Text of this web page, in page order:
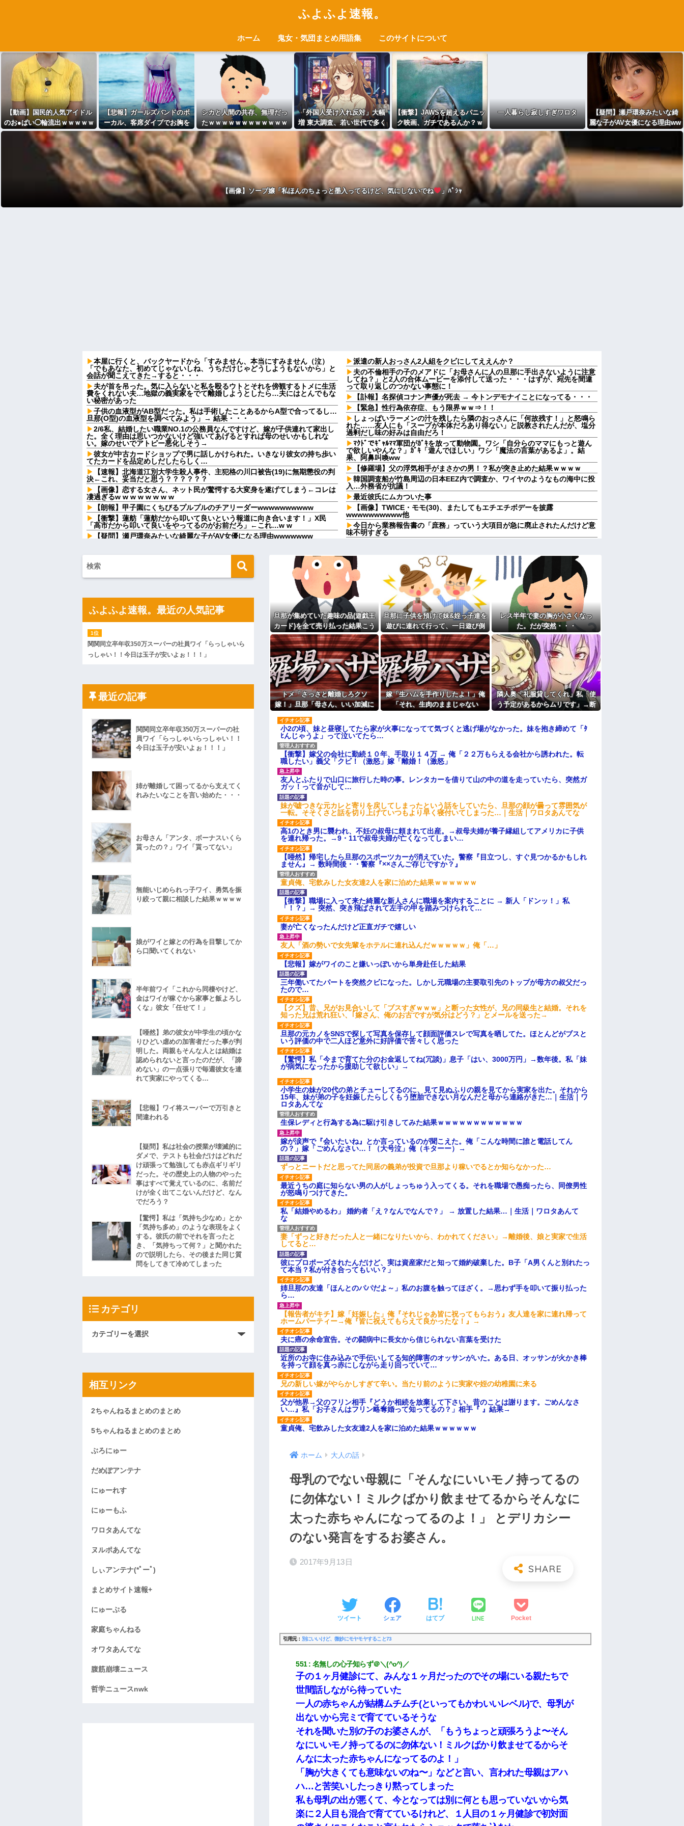
ふよふよ速報。
ホーム 鬼女・気団まとめ用語集 このサイトについて
【動画】国民的人気アイドル
のお●ぱい◯輪流出ｗｗｗｗｗ
ｗｗ
【悲報】ガールズバンドのボ
ーカル、客席ダイブでお胸を
揉まれてガチギレ←これｗｗ
シカと人間の共存、無理だっ
たｗｗｗｗｗｗｗｗｗｗｗｗ
ｗｗｗ
「外国人受け入れ反対」大幅
増 東大調査、若い世代で多く
【衝撃】JAWSを超えるパニッ
ク映画、ガチであるんか？ｗ
ｗｗｗｗｗｗｗｗｗ
一人暮らし寂しすぎワロタ
【疑問】瀬戸環奈みたいな綺
麗な子がAV女優になる理由ww
wwwww
【画像】ソープ嬢「私ほんのちょっと墨入ってるけど、気にしないでね 」ﾊﾟｼｬ
本屋に行くと、バックヤードから「すみません、本当にすみません（泣）
「でもあなた、初めてじゃないしね、うちだけじゃどうしようもないから」と
会話が聞こえてきた→すると・・・
夫が首を吊った。気に入らないと私を殴るウトとそれを傍観するトメに生活
費をくれない夫…地獄の義実家をでて離婚しようとしたら…夫にはとんでもな
い秘密があった
子供の血液型がAB型だった。私は手術したことあるからA型で合ってるし…
旦那(O型)の血液型を調べてみよう」→ 結果・・・
2/6私、結婚したい職業NO.1の公務員なんですけど、嫁が子供連れて家出し
た。全く理由は思いつかないけど強いてあげるとすれば母のせいかもしれな
い。嫁のせいでアトピー悪化しそう→
彼女が中古カードショップで男に話しかけられた。いきなり彼女の持ち歩い
てたカードを品定めしだしたらしく…
【速報】北海道江別大学生殺人事件、主犯格の川口被告(19)に無期懲役の判
決←これ、妥当だと思う？？？？？？
【画像】恋する女さん、ネット民が驚愕する大変身を遂げてしまう←コレは
凄過ぎるw w w w w w w w
【朗報】甲子園にくちびるプルプルのチアリーダーwwwwwwwwww
【衝撃】蓮舫「蓮舫だから叩いて良いという報道に向き合います！」X民
「高市だから叩いて良いをやってるのがお前だろ」←これ…w w
【疑問】瀬戸環奈みたいな綺麗な子がAV女優になる理由wwwwwww
た泥ママがまさかの被害者アピール。その言い分に周囲から笑いが漏れてしま
い…
勤務中のはずの彼氏を偶然見かけた場所がまさかのパチ店だった。楽しそう
な姿を見た私は思わず固まり…
従弟「研修だから泊めて」私「今は臨月なんだけど…」→断りきれず了承し
たら、さらに図々しい要求まで飛び出して…
友人「この名前にしたい！」夫「それ漫画のキャラだろ…」→子供の名付け
を巡って夫婦が大揉めになり…
昨年まで旦那の会社の社宅に住んでた。付き合いのあるAさんから友達扱い
されるのが不愉快で返答がずれてる
【朗報】 女子「恋愛テクで気を引く男より、こういう男の方が1億倍良い男
です」→結果
「2年間、たぶん1日4回は握ってた」ラスベガスで買った3,000円のキーホル
告白してきた会社の同僚と結婚したが１か月たたずにレスに→俺「〇〇だか
ら夜を拒否するのか！」嫁「そうｗあんたはただの寄生主でーすｗ」嫁親
「こ...
ハードオフに売っていた4万4000円のフィギュアがヤバすぎるｗｗｗｗｗｗ
「こんな高いの？ｗｗ」「逆に超安い」
私「ちょっと、人の家の金庫触らないでよ！」キチママ『そこに金庫があっ
たから、開けてみようとしただけ☆』義兄「泥は出てけ！二度と来るな！」結
果・・・
私「初めて飲む味だけどなんのお茶？」彼「ちっ！」私「」
【GIF】JSのカンチョーワロタ
後続車にクラクションを鳴らされ彼氏が逆切れ。「何クラクション鳴らして
んだ！降りてこいよ！」と怒鳴りだし...
【衝撃】報酬100万円超の治験募集がこちらｗｗｗｗｗ(※画像あり)
【ネット騒然】惨殺されたタワマン頂き女子のこの動画、すげえええええｗ
ｗｗｗｗｗｗｗｗｗｗ
【愕然】白のクラウン俺氏、高速道路左車線を制限速度で走った結果
百年の恋12-899 食べた量を張り合ってくる
【悲報】佐藤輝明・・・２軍でも盛大にやらかす←あまり悲しませないでく
れ
派遣の新人おっさん2人組をクビにしてええんか？
夫の不倫相手の子のメアドに「お母さんに人の旦那に手出さないように注意
してね？」と2人の合体ムービーを添付して送った・・・はずが、宛先を間違
って取り返しのつかない事態に！
【訃報】名探偵コナン声優が死去 → 今トンデモナイことになってる・・・
【緊急】性行為依存症、もう限界ｗｗ⇒！！
しょっぱいラーメンの汁を残したら隣のおっさんに「何故残す！」と怒鳴ら
れた……友人にも「スープが本体だろあり得ない」と説教されたんだが、塩分
過剰だし味の好みは自由だろ！
ﾏｸﾄﾞでｷﾞｬﾙﾏﾏ軍団がｶﾞｷを放って動物園。ワシ「自分らのママにもっと遊ん
で欲しいやんな？」ｶﾞｷ「遊んでほしい」ワシ「魔法の言葉があるよ」。結
果、阿鼻叫喚ww
【修羅場】父の浮気相手がまさかの男！？私が突き止めた結果ｗｗｗｗ
韓国調査船が竹島周辺の日本EEZ内で調査か、ワイヤのようなもの海中に投
入…外務省が抗議！
最近彼氏にムカついた事
【画像】TWICE・モモ(30)、またしてもエチエチボデーを披露
wwwwwwwwww他
今日から業務報告書の「庶務」っていう大項目が急に廃止されたんだけど意
味不明すぎる
けた
母が難病発覚で突然の離婚希望、その理由が30年前の夫の不倫！？
「生まれてない子は覚えてないw」妻に堕胎させたことを忘れ開き直るクソ
叔父→その場にいた流産直後の嫁や子供など『10人』が泣き叫ぶ地獄絵図へ
母が難病発覚で突然の離婚希望、その理由が30年前の夫の不倫！？
警察や検察が冤罪率をデータとして公表すべきだと思う
「お食い初めなんて俺になんのメリットがあるの」「そんなに大変なら育児
やめれば？」冗談で言ったのに本気に取られて離婚を言い渡された
彼女と結婚の話をしていた時に言われたことが衝撃だった
主な税金の成り立ちを調べてみたよ
旦那が集めていた趣味の品(遊戯王
カード)を全て売り払った結果こう
なった
旦那に子供を預けて妹&姪っ子達を
遊びに連れて行って、一日遊び倒
した。すると、旦那と喧嘩になっ
てしまい...
レス半年で妻の胸が小さくなっ
た。だが突然・・・
トメ「さっさと離婚しろクソ
嫁！」旦那「母さん、いい加減に
してくれて…
嫁「生ハムを手作りしたよ！」俺
「それ、生肉のままじゃない
さかの事態が…
隣人奥「礼服貸してくれ」私「使
う予定があるからムリです」→断
かれて…
小2の頃、妹と昼寝してたら家が火事になってて気づくと逃げ場がなかった。妹を抱き締めて「ﾀ
ﾋんじゃうよ」って泣いてたら…
【衝撃】嫁父の会社に勤続１０年、手取り１４万 → 俺「２２万もらえる会社から誘われた。転
職したい」義父「クビ！（激怒」嫁「離婚！（激怒」
友人とふたりで山口に旅行した時の事。レンタカーを借りて山の中の道を走っていたら、突然ガ
ガッ！って音がして…
妹が嘘つきな元カレと寄りを戻してしまったという話をしていたら、旦那の顔が曇って雰囲気が
一転。そそくさと話を切り上げていつもより早く寝付いてしまった…｜生活｜ワロタあんてな
高1のとき男に襲われ、不妊の叔母に頼まれて出産。→叔母夫婦が養子縁組してアメリカに子供
を連れ帰った。→9・11で叔母夫婦が亡くなってしまい…
【唖然】帰宅したら旦那のスポーツカーが消えていた。警察『目立つし、すぐ見つかるかもしれ
ません』→ 数時間後・・警察『××さんご存じですか？』
童貞俺、宅飲みした女友達2人を家に泊めた結果ｗｗｗｗｗｗ
【衝撃】職場に入って来た綺麗な新人さんに職場を案内することに → 新人「ドンッ！」私
「！？」→ 突然、突き飛ばされて左手の甲を踏みつけられて…
妻が亡くなったんだけど正直ガチで嬉しい
友人「酒の勢いで女先輩をホテルに連れ込んだｗｗｗｗｗ」俺「…」
【悲報】嫁がワイのこと嫌いっぽいから単身赴任した結果
三年働いてたパートを突然クビになった。しかし元職場の主要取引先のトップが母方の叔父だっ
たので…
【クズ】昔、兄がお見合いして「ブスすぎｗｗｗ」と断った女性が、兄の同級生と結婚。それを
知った兄は荒れ狂い、｢嫁さん、俺のお古ですが気分はどう？」とメールを送った→
旦那の元カノをSNSで探して写真を保存して顔面評価スレで写真を晒してた。ほとんどがブスと
いう評価の中で二人ほど意外に好評価で苦々しく思った
【驚愕】私「今まで育てた分のお金返してね(冗談)」息子「はい、3000万円」→数年後。私「妹
が病気になったから援助して欲しい」→
小学生の妹が20代の弟とチューしてるのに、見て見ぬふりの親を見てから実家を出た。それから
15年、妹が弟の子を妊娠したらしくもう堕胎できない月なんだと母から連絡がきた…｜生活｜ワ
ロタあんてな
生保レディと行為する為に駆け引きしてみた結果ｗｗｗｗｗｗｗｗｗｗｗｗ
嫁が涙声で『会いたいね』とか言っているのが聞こえた。俺「こんな時間に誰と電話してん
の？」嫁「ごめんなさい…！（大号泣」俺（キターー）→
ずっとニートだと思ってた同居の義弟が投資で旦那より稼いでるとか知らなかった…
最近うちの庭に知らない男の人がしょっちゅう入ってくる。それを職場で愚痴ったら、同僚男性
が怒鳴りつけてきた。
私「結婚やめるわ」 婚約者「え？なんでなんで？」 → 放置した結果…｜生活｜ワロタあんて
な
妻「ずっと好きだった人と一緒になりたいから、わかれてください」→離婚後、娘と実家で生活
してると…
彼にプロポーズされたんだけど、実は資産家だと知って婚約破棄した。B子「A男くんと別れたっ
て本当？私が付き合ってもいい？」
姉旦那の友達「ほんとのパパだよ～」私のお腹を触ってほざく。→思わず手を叩いて振り払った
ら…
【報告者がキチ】嫁「妊娠した」俺『それじゃあ皆に祝ってもらおう』友人達を家に連れ帰って
ホームパーティー→俺『皆に祝えてもらえて良かったな！』→
夫に癌の余命宣告。その闘病中に長女から信じられない言葉を受けた
近所のお寺に住み込みで手伝いしてる知的障害のオッサンがいた。ある日、オッサンが火かき棒
を持って顔を真っ赤にしながら走り回っていて…
兄の新しい嫁がやらかしすぎて辛い。当たり前のように実家や姪の幼稚園に来る
父が他界→父のフリン相手『どうか相続を放棄して下さい、昔のことは謝ります。ごめんなさ
い…』私「お子さんはフリン略奪婚って知ってるの？」相手『 』結果→
童貞俺、宅飲みした女友達2人を家に泊めた結果ｗｗｗｗｗｗ
ホーム 大人の話
母乳のでない母親に「そんなにいいモノ持ってるの
に勿体ない！ミルクばかり飲ませてるからそんなに
太った赤ちゃんになってるのよ！」 とデリカシー
のない発言をするお婆さん。
2017年9月13日
ツイート シェア はてブ LINE Pocket
引用元： 別にいいけど、微妙にモヤモヤすること73
551 名無しの心子知らず＠＼(^o^)／
子の１ヶ月健診にて、みんな１ヶ月だったのでその場にいる親たちで
世間話しながら待っていた
一人の赤ちゃんが結構ムチムチ(といってもかわいいレベル)で、母乳が
出ないから完ミで育てているそうな
それを聞いた別の子のお婆さんが、「もうちょっと頑張ろうよ〜そん
なにいいモノ持ってるのに勿体ない！ミルクばかり飲ませてるからそ
んなに太った赤ちゃんになってるのよ！」
「胸が大きくても意味ないのね〜」などと言い、言われた母親はアハ
ハ…と苦笑いしたっきり黙ってしまった
私も母乳の出が悪くて、今となっては別に何とも思っていないから気
楽に２人目も混合で育てているけれど、１人目の１ヶ月健診で初対面
ふよふよ速報。最近の人気記事
関関同立卒年収350万スーパーの社員ワイ「らっしゃいら
っしゃい！！今日は玉子が安いよぉ！！！」
最近の記事
関関同立卒年収350万スーパーの社
員ワイ「らっしゃいらっしゃい！！
今日は玉子が安いよぉ！！！」
姉が離婚して困ってるから支えてく
れみたいなことを言い始めた・・・
お母さん「アンタ、ボーナスいくら
貰ったの？」ワイ「貰ってない」
無能いじめられっ子ワイ、勇気を振
り絞って親に相談した結果ｗｗｗｗ
娘がワイと嫁との行為を目撃してか
ら口聞いてくれない
半年前ワイ「これから同棲やけど、
金はワイが稼ぐから家事と飯よろし
くな」彼女「任せて！」
【唖然】弟の彼女が中学生の頃かな
りひどい虐めの加害者だった事が判
明した。両親もそんな人とは結婚は
認められないと言ったのだが、「諦
めない」の一点張りで毎週彼女を連
れて実家にやってくる…
【悲報】ワイ将スーパーで万引きと
間違われる
【疑問】私は社会の授業が壊滅的に
ダメで、テストも社会だけはどれだ
け頑張って勉強しても赤点ギリギリ
だった。その歴史上の人物のやった
事はすべて覚えているのに、名前だ
けが全く出てこないんだけど、なん
でだろう？
【驚愕】私は「気持ち少なめ」とか
「気持ち多め」のような表現をよく
する。彼氏の前でそれを言ったと
き、「気持ちって何？」と聞かれた
ので説明したら、その後また同じ質
問をしてきて冷めてしまった
カテゴリ
相互リンク
2ちゃんねるまとめのまとめ
5ちゃんねるまとめのまとめ
ぶろにゅー
だめぽアンテナ
にゅーれす
にゅーもふ
ワロタあんてな
ヌルポあんてな
しぃアンテナ(*ﾟーﾟ)
まとめサイト速報+
にゅーぷる
家庭ちゃんねる
オワタあんてな
腹筋崩壊ニュース
哲学ニュースnwk